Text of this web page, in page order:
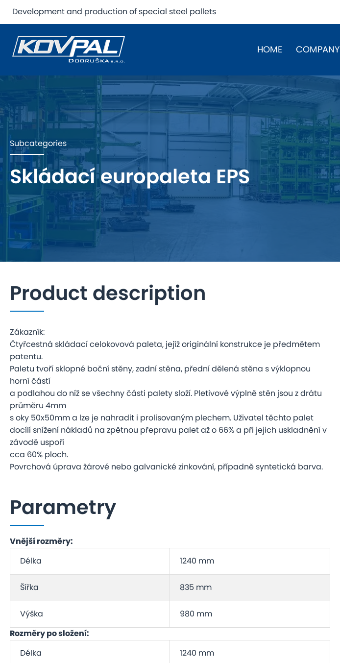
Development and production of special steel pallets
HOME COMPANY
Subcategories
Skládací europaleta EPS
Product description
Zákazník:
Čtyřcestná skládací celokovová paleta, jejíž originální konstrukce je předmětem
patentu.
Paletu tvoří sklopné boční stěny, zadní stěna, přední dělená stěna s výklopnou
horní částí
a podlahou do níž se všechny části palety složí. Pletivové výplně stěn jsou z drátu
průměru 4mm
s oky 50x50mm a lze je nahradit i prolisovaným plechem. Uživatel těchto palet
docílí snížení nákladů na zpětnou přepravu palet až o 66% a při jejich uskladnění v
závodě uspoří
cca 60% ploch.
Povrchová úprava žárové nebo galvanické zinkování, případně syntetická barva.
Parametry
Vnější rozměry:
Délka 1240 mm
Šířka 835 mm
Výška 980 mm
Rozměry po složení:
Délka 1240 mm